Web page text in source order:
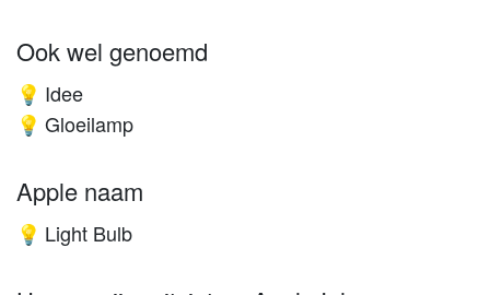
Ook wel genoemd
💡 Idee
💡 Gloeilamp
Apple naam
💡 Light Bulb